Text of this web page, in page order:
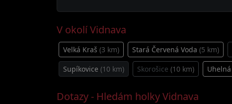
V okolí Vidnava
Velká Kraš (3 km) Stará Červená Voda (5 km)
Supíkovice (10 km) Skorošice (10 km) Uhelná
Dotazy - Hledám holky Vidnava